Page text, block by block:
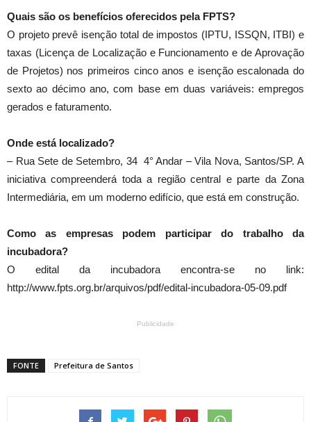
Quais são os benefícios oferecidos pela FPTS?
O projeto prevê isenção total de impostos (IPTU, ISSQN, ITBI) e
taxas (Licença de Localização e Funcionamento e de Aprovação
de Projetos) nos primeiros cinco anos e isenção escalonada do
sexto ao décimo ano, com base em duas variáveis: empregos
gerados e faturamento.
Onde está localizado?
– Rua Sete de Setembro, 34 4° Andar – Vila Nova, Santos/SP. A
iniciativa compreenderá toda a região central e parte da Zona
Intermediária, em um moderno edifício, que está em construção.
Como as empresas podem participar do trabalho da
incubadora?
O edital da incubadora encontra-se no link:
http://www.fpts.org.br/arquivos/pdf/edital-incubadora-05-09.pdf
Publicidade
FONTE Prefeitura de Santos